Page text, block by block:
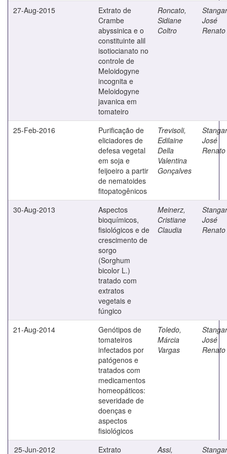
27-Aug-2015
Extrato de
Crambe
abyssinica e o
constituinte alil
isotiocianato no
controle de
Meloidogyne
incognita e
Meloidogyne
javanica em
tomateiro
Roncato,
Sidiane
Coltro
José
Renato
25-Feb-2016
Purificação de
eliciadores de
defesa vegetal
em soja e
feijoeiro a partir
de nematoides
fitopatogênicos
Trevisoli,
Edilaine
Della
Valentina
Gonçalves
José
Renato
30-Aug-2013
Aspectos
bioquímicos,
fisiológicos e de
crescimento de
sorgo
(Sorghum
bicolor L.)
tratado com
extratos
vegetais e
fúngico
Meinerz,
Cristiane
Claudia
José
Renato
21-Aug-2014
Genótipos de
tomateiros
infectados por
patógenos e
tratados com
medicamentos
homeopáticos:
severidade de
doenças e
aspectos
fisiológicos
Toledo,
Márcia
Vargas
José
Renato
25-Jun-2012 Extrato Assi,